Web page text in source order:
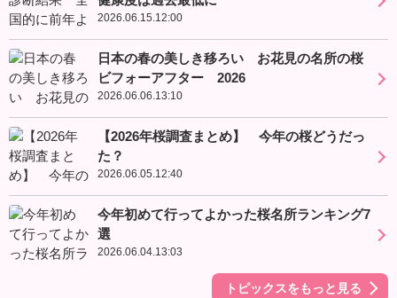
2026.06.15.12:00
日本の春の美しき移ろい お花見の名所の桜
ビフォーアフター 2026
2026.06.06.13:10
【2026年桜調査まとめ】 今年の桜どうだっ
た？
2026.06.05.12:40
今年初めて行ってよかった桜名所ランキング7
選
2026.06.04.13:03
トピックスをもっと見る